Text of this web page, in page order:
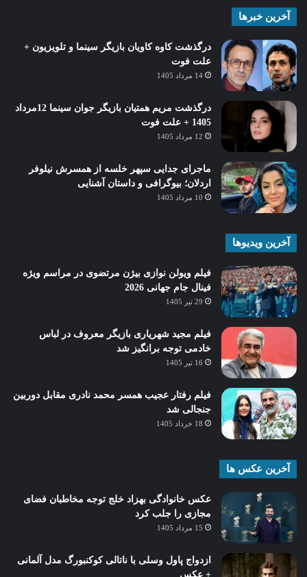
آخرین خبرها
درگذشت کاوه کاویان بازیگر سینما و تلویزیون +
علت فوت
14 مرداد 1405
درگذشت مریم همتیان بازیگر جوان سینما 12مرداد
1405 + علت فوت
12 مرداد 1405
ماجرای جدایی سپهر خلسه از همسرش نیلوفر
اردلان؛ بیوگرافی و داستان آشنایی
10 مرداد 1405
آخرین ویدیوها
فیلم ویولن نوازی بیژن مرتضوی در مراسم ویژه
فینال جام جهانی 2026
29 تیر 1405
فیلم مجید شهریاری بازیگر معروف در لباس
خادمی توجه برانگیز شد
16 تیر 1405
فیلم رفتار عجیب همسر محمد نادری مقابل دوربین
جنجالی شد
18 خرداد 1405
آخرین عکس ها
عکس خانوادگی بهزاد خلج توجه مخاطبان فضای
مجازی را جلب کرد
15 مرداد 1405
ازدواج پاول وسلی با ناتالی کوکنبورگ مدل آلمانی
+ عکس